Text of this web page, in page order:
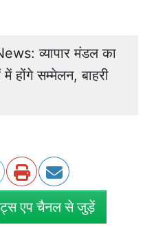
व्यापार मंडल का
होंगे सम्मेलन, बाहरी
एप चैनल से जुड़ें